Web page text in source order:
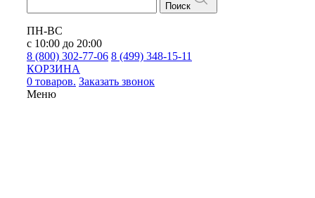
Поиск
ПН-ВС
с 10:00 до 20:00
8 (800) 302-77-06 8 (499) 348-15-11
КОРЗИНА
0 товаров. Заказать звонок
Меню